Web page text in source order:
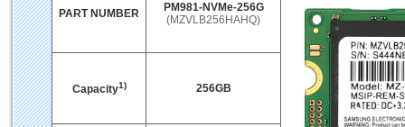
PART NUMBER
PM981-NVMe-256G
(MZVLB256HAHQ)
Capacity1) 256GB